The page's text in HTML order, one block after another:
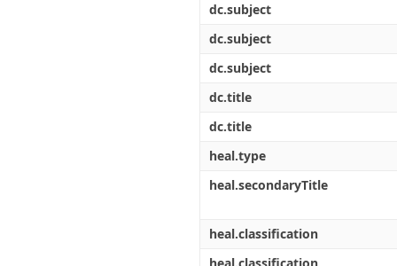
dc.subject
dc.subject
dc.subject
dc.title
dc.title
heal.type
heal.secondaryTitle
heal.classification